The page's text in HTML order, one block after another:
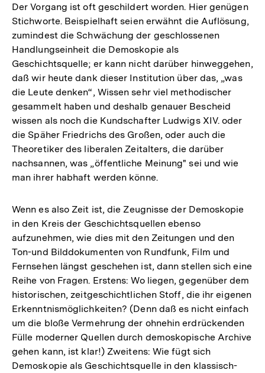
Der Vorgang ist oft geschildert worden. Hier genügen
Stichworte. Beispielhaft seien erwähnt die Auflösung,
zumindest die Schwächung der geschlossenen
Handlungseinheit die Demoskopie als
Geschichtsquelle; er kann nicht darüber hinweggehen,
daß wir heute dank dieser Institution über das, „was
die Leute denken“, Wissen sehr viel methodischer
gesammelt haben und deshalb genauer Bescheid
wissen als noch die Kundschafter Ludwigs XIV. oder
die Späher Friedrichs des Großen, oder auch die
Theoretiker des liberalen Zeitalters, die darüber
nachsannen, was „öffentliche Meinung" sei und wie
man ihrer habhaft werden könne.
Wenn es also Zeit ist, die Zeugnisse der Demoskopie
in den Kreis der Geschichtsquellen ebenso
aufzunehmen, wie dies mit den Zeitungen und den
Ton-und Bilddokumenten von Rundfunk, Film und
Fernsehen längst geschehen ist, dann stellen sich eine
Reihe von Fragen. Erstens: Wo liegen, gegenüber dem
historischen, zeitgeschichtlichen Stoff, die ihr eigenen
Erkenntnismöglichkeiten? (Denn daß es nicht einfach
um die bloße Vermehrung der ohnehin erdrückenden
Fülle moderner Quellen durch demoskopische Archive
gehen kann, ist klar!) Zweitens: Wie fügt sich
Demoskopie als Geschichtsquelle in den klassisch-